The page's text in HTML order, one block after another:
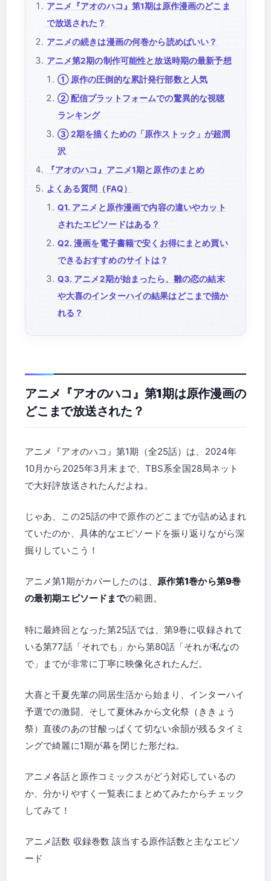
アニメ『アオのハコ』第1期は原作漫画のどこま
で放送された？
アニメの続きは漫画の何巻から読めばいい？
アニメ第2期の制作可能性と放送時期の最新予想
① 原作の圧倒的な累計発行部数と人気
② 配信プラットフォームでの驚異的な視聴
ランキング
③ 2期を描くための「原作ストック」が超潤
沢
『アオのハコ』アニメ1期と原作のまとめ
よくある質問（FAQ）
Q1. アニメと原作漫画で内容の違いやカット
されたエピソードはある？
Q2. 漫画を電子書籍で安くお得にまとめ買い
できるおすすめのサイトは？
Q3. アニメ2期が始まったら、雛の恋の結末
や大喜のインターハイの結果はどこまで描か
れる？
アニメ『アオのハコ』第1期は原作漫画の
どこまで放送された？
アニメ『アオのハコ』第1期（全25話）は、2024年
10月から2025年3月末まで、TBS系全国28局ネット
で大好評放送されたんだよね。
じゃあ、この25話の中で原作のどこまでが詰め込まれ
ていたのか、具体的なエピソードを振り返りながら深
掘りしていこう！
アニメ第1期がカバーしたのは、 原作第1巻から第9巻
の最初期エピソードまでの範囲。
特に最終回となった第25話では、第9巻に収録されて
いる第77話「それでも」から第80話「それが私なの
で」までが非常に丁寧に映像化されたんだ。
大喜と千夏先輩の同居生活から始まり、インターハイ
予選での激闘、そして夏休みから文化祭（ききょう
祭）直後のあの甘酸っぱくて切ない余韻が残るタイミ
ングで綺麗に1期が幕を閉じた形だね。
アニメ各話と原作コミックスがどう対応しているの
か、分かりやすく一覧表にまとめてみたからチェック
してみて！
アニメ話数 収録巻数 該当する原作話数と主なエピソ
ード